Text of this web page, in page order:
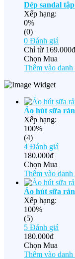
Dép sandal
Xếp hạng:
0%
(0)
0 Đánh giá
Chỉ từ 169.000đ
Chọn Mua
Thêm vào danh
Áo hút sữa
Xếp hạng:
100%
(4)
4 Đánh giá
180.000đ
Chọn Mua
Thêm vào danh
Áo hút sữa
Xếp hạng:
100%
(5)
5 Đánh giá
180.000đ
Chọn Mua
Thêm vào danh